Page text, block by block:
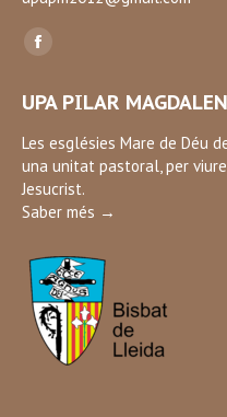
Find us on:
Facebook
opens
in
new
window
UPA PILAR
Les esglésies Mare de Déu
una unitat pastoral, per
Jesucrist.
Saber més →